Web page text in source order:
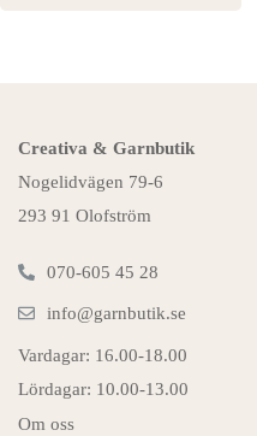
Creativa & Garnbutik
Nogelidvägen 79-6
293 91 Olofström
070-605 45 28
info@garnbutik.se
Vardagar: 16.00-18.00
Lördagar: 10.00-13.00
Om oss